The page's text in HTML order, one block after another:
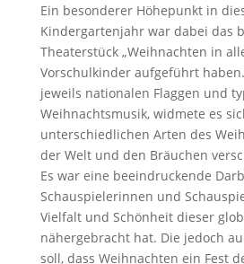
Ein besonderer Höhepunkt in
Kindergartenjahr war dabei das
Theaterstück „Weihnachten in
Vorschulkinder aufgeführt
jeweils nationalen Flaggen und
Weihnachtsmusik, widmete es
unterschiedlichen Arten des
der Welt und den Bräuchen
Es war eine beeindruckende
Schauspielerinnen und
Vielfalt und Schönheit dieser
nähergebracht hat. Die jedoch
soll, dass Weihnachten ein Fest